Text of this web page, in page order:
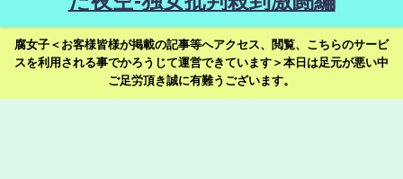
腐女子＜お客様皆様が掲載の記事等へアクセス、閲覧、こちらのサービ
スを利用される事でかろうじて運営できています＞本日は足元が悪い中
ご足労頂き誠に有難うございます。